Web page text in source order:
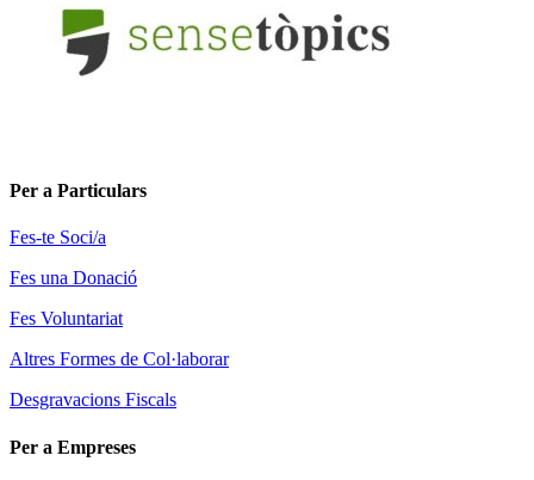
Per a Particulars
Fes-te Soci/a
Fes una Donació
Fes Voluntariat
Altres Formes de Col·laborar
Desgravacions Fiscals
Per a Empreses